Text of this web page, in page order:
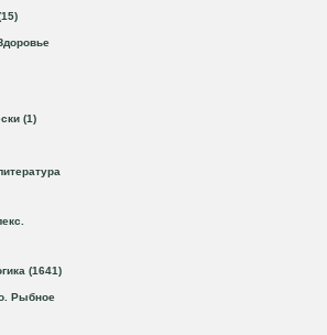
(1)
(1641)
Рыбное